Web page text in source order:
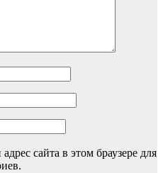
сайта в этом браузере для